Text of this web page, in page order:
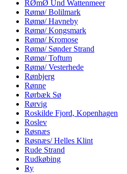
RØmØ Und Wattenmeer
Rømø/ Bolilmark
Rømø/ Havneby
Rømø/ Kongsmark
Rømø/ Kromose
Rømø/ Sønder Strand
Rømø/ Toftum
Rømø/ Vesterhede
Rønbjerg
Rønne
Rørbæk Sø
Rørvig
Roskilde Fjord, Kopenhagen
Roslev
Røsnæs
Røsnæs/ Helles Klint
Rude Strand
Rudkøbing
Ry